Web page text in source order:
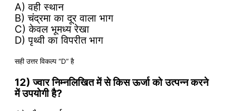
A) वही स्थान
B) चंद्रमा का दूर वाला भाग
C) केवल भूमध्य रेखा
D) पृथ्वी का विपरीत भाग
सही उत्तर विकल्प “D” है
12) ज्वार निम्नलिखित में से किस ऊर्जा को उत्पन्न करने
में उपयोगी है?